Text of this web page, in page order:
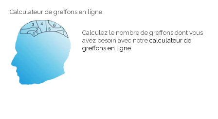
Calculateur de greffons en ligne
Calculez le nombre de greffons dont vous
avez besoin avec notre calculateur de
greffons en ligne.